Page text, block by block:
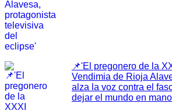
📌'El pregonero de la
Vendimia de Rioja
alza la voz contra el
dejar el mundo en